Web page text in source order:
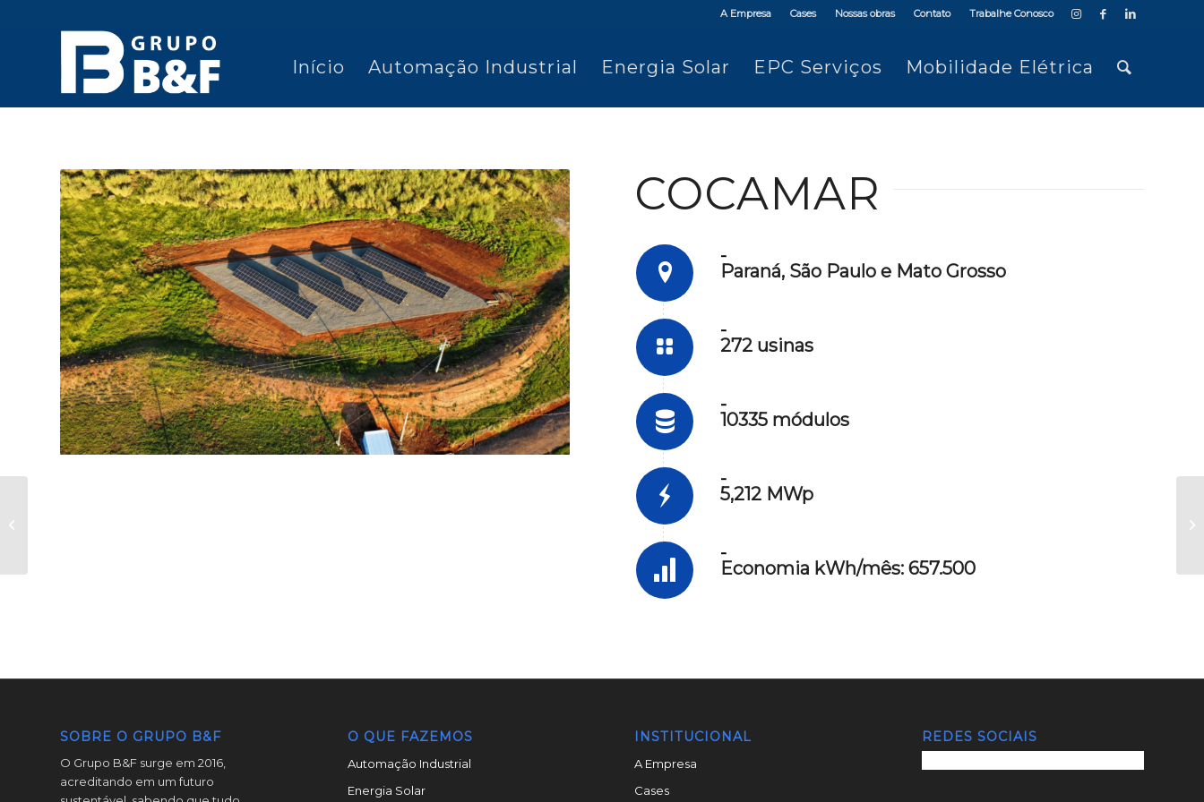
A Empresa Cases Nossas obras Contato Trabalhe Conosco
Início Automação Industrial Energia Solar EPC Serviços Mobilidade Elétrica
COCAMAR
-
Paraná, São Paulo e Mato Grosso
-
272 usinas
-
10335 módulos
-
5,212 MWp
-
Economia kWh/mês: 657.500
SOBRE O GRUPO B&F
O Grupo B&F surge em 2016,
acreditando em um futuro
O QUE FAZEMOS
Automação Industrial
Energia Solar
INSTITUCIONAL
A Empresa
Cases
REDES SOCIAIS